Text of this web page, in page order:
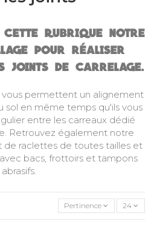
cette rubrique notre
pour réaliser
joints de carrelage.
vous permettent un alignement
sol en même temps qu'ils vous
entre les carreaux dédié
. Retrouvez également notre
de raclettes de toutes tailles et
avec bacs, frottoirs et tampons
abrasifs.
Pertinence 24